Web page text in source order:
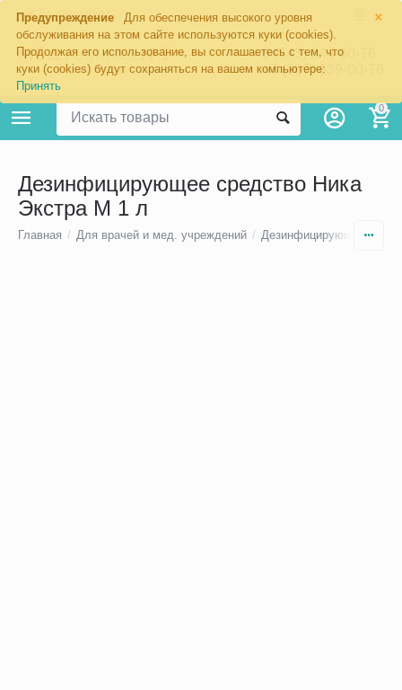
×
Предупреждение
Для обеспечения высокого уровня
обслуживания на этом сайте используются куки (cookies).
Продолжая его использование, вы соглашаетесь с тем, что
куки (cookies) будут сохраняться на вашем компьютере:
Принять
Екатеринбург
8 (343) 344-60-76
+7 (967) 639-00-76
0
Дезинфицирующее средство Ника
Экстра М 1 л
Главная / Для врачей и мед. учреждений / Дезинфицирующие